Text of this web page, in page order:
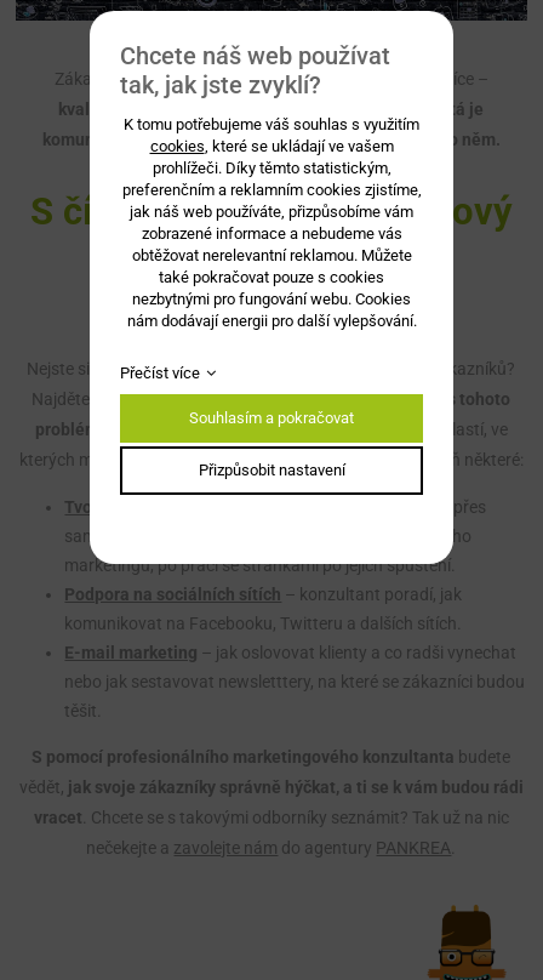
Zákazníci požadují od výrobce nebo kupujícího stále více –
kvalitnější produkty a služby, osobní přístup. Důležitá je
komunikace nejen při prodeji zboží, ale i před ním a po něm.
S čím pomůže marketingový
konzultant
Nejste si jistí, jak správně oslovovat své cílové skupiny zákazníků?
Najděte si svéhomarketingového konzultanta, který vás tohoto
problému zbaví
jako mávnutím kouzelného proutku. Oblastí, ve
kterých může vaší firmě poradit, je mnoho, zmiňme alespoň některé:
Tvorba webových stránek
– od počátečních analýz, přes
samotnou výrobu webu včetně funkčního obsahového
marketingu, po práci se stránkami po jejich spuštění.
Podpora na sociálních sítích – konzultant poradí, jak
komunikovat na Facebooku, Twitteru a dalších sítích.
E-mail marketing – jak oslovovat klienty a co radši vynechat
nebo jak sestavovat newsletttery, na které se zákazníci budou
těšit.
S pomocí profesionálního marketingového konzultanta budete
vědět, jak svoje zákazníky správně hýčkat, a ti se k vám budou rádi
vracet. Chcete se s takovými odborníky seznámit? Tak už na nic
nečekejte a zavolejte nám do agentury PANKREA.
Chcete náš web používat
tak, jak jste zvyklí?
K tomu potřebujeme váš souhlas s využitím
cookies , které se ukládají ve vašem
prohlížeči. Díky těmto statistickým,
preferenčním a reklamním cookies zjistíme,
jak náš web používáte, přizpůsobíme vám
zobrazené informace a nebudeme vás
obtěžovat nerelevantní reklamou. Můžete
také pokračovat pouze s cookies
nezbytnými pro fungování webu. Cookies
nám dodávají energii pro další vylepšování.
Přečíst více
Souhlasím a pokračovat
Přizpůsobit nastavení